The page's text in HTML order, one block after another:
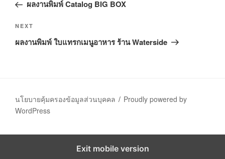
s
t
n
g
a
i
v
i
o
s
ผลงานพิมพ์ Catalog BIG BOX
N
e
s
t
NEXT
ผลงานพิมพ์ ใบแทรกเมนูอาหาร ร้าน Waterside
นโยบายคุ้มครองข้อมูลส่วนบุคคล
Proudly powered by
WordPress
Exit mobile version